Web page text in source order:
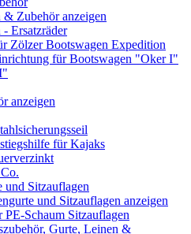
& Zubehör anzeigen
Ersatzräder
Zölzer Bootswagen Expedition
für Bootswagen "Oker I"
anzeigen
für Kajaks
und Sitzauflagen
und Sitzauflagen anzeigen
PE-Schaum Sitzauflagen
Gurte, Leinen &